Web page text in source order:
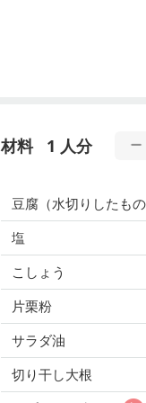
材料 1 人分
豆腐（水切りしたも
塩
こしょう
片栗粉
サラダ油
切り干し大根